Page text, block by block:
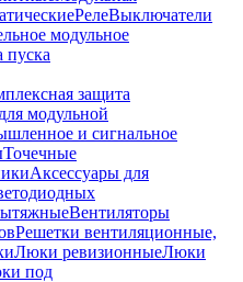
РелеВыключатели
модульное
пуска
защита
модульной
и сигнальное
Точечные
Аксессуары для
Вентиляторы
Решетки вентиляционные,
Люки ревизионныеЛюки
под